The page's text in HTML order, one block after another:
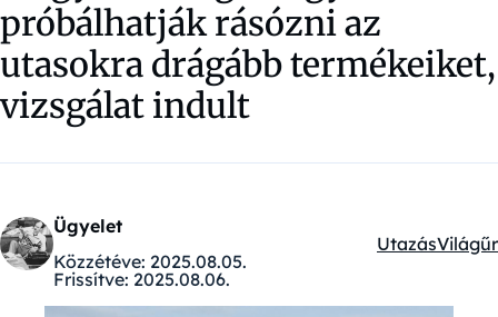
próbálhatják rásózni az
utasokra drágább termékeiket,
vizsgálat indult
Ügyelet
Közzétéve: 2025.08.05.
Frissítve: 2025.08.06.
Kategóriák:
UtazásVilágűr